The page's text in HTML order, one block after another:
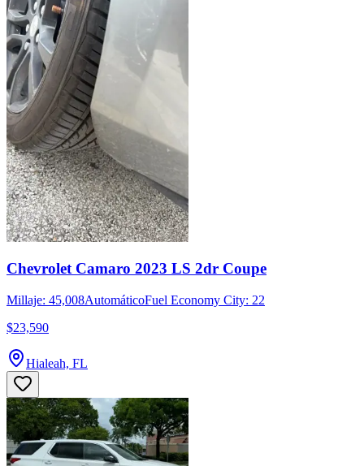
Chevrolet Camaro 2023 LS 2dr Coupe
Millaje: 45,008AutomáticoFuel Economy City: 22
$23,590
Hialeah, FL